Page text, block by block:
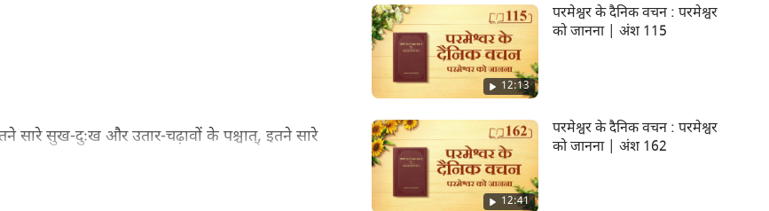
सारे सुख-दुःख और उतार-चढ़ावों के पश्चात्, इतने सारे
12:13
परमेश्वर के दैनिक वचन : परमेश्वर
को जानना | अंश 115
12:41
परमेश्वर के दैनिक वचन : परमेश्वर
को जानना | अंश 162